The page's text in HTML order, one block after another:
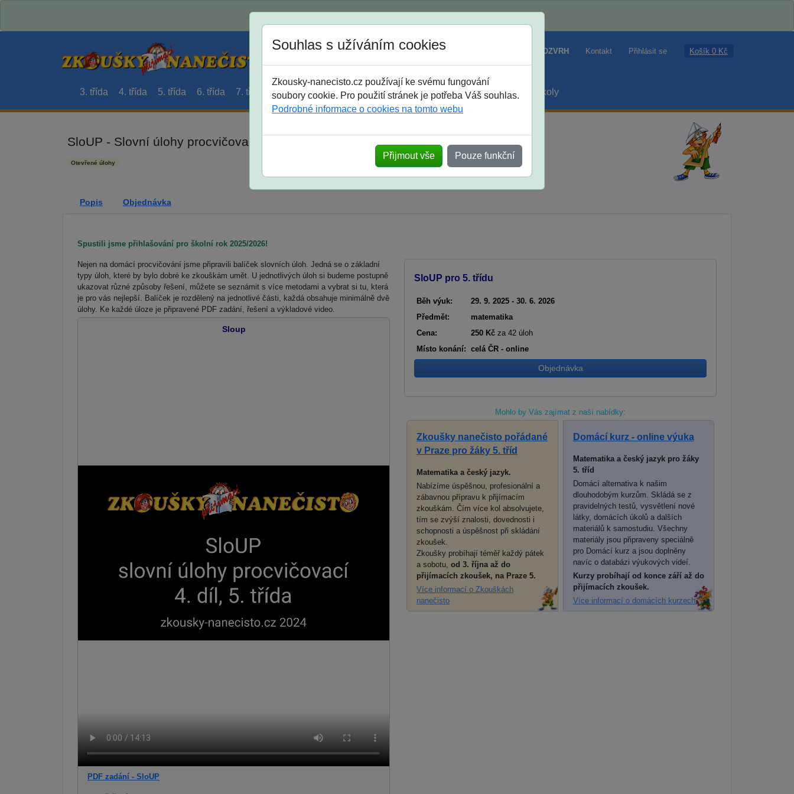
Jak si vybrat ROZVRH Kontakt Přihlásit se Košík 0 Kč
3. třída 4. třída 5. třída 6. třída 7. třída 8. třída 9. třída střední maturanti soutěže prázdniny školy
SloUP - Slovní úlohy procvičovací pro žáky 5. tříd
Otevřené úlohy
Popis Objednávka
Souhlas s užíváním cookies
Zkousky-nanecisto.cz používají ke svému fungování
soubory cookie. Pro použití stránek je potřeba Váš souhlas.
Podrobné informace o cookies na tomto webu
Přijmout vše Pouze funkční
Spustili jsme přihlašování pro školní rok 2025/2026!
Nejen na domácí procvičování jsme připravili balíček slovních úloh. Jedná se o základní
typy úloh, které by bylo dobré ke zkouškám umět. U jednotlivých úloh si budeme postupně
ukazovat různé způsoby řešení, můžete se seznámit s více metodami a vybrat si tu, která
je pro vás nejlepší. Balíček je rozdělený na jednotlivé části, každá obsahuje minimálně dvě
úlohy. Ke každé úloze je připravené PDF zadání, řešení a výkladové video.
Sloup
PDF zadání - SloUP
SloUP pro 5. třídu
Běh výuk:
29. 9. 2025 - 30. 6. 2026
Předmět:
matematika
Cena:
250 Kč za 42 úloh
Místo konání: celá ČR - online
Objednávka
Mohlo by Vás zajímat z naší nabídky:
Zkoušky nanečisto pořádané
v Praze pro žáky 5. tříd
Matematika a český jazyk.
Nabízíme úspěšnou, profesionální a
zábavnou přípravu k přijímacím
zkouškám. Čím více kol absolvujete,
tím se zvýší znalosti, dovednosti i
schopnosti a úspěšnost při skládání
zkoušek.
Zkoušky probíhají téměř každý pátek
a sobotu, od 3. října až do
přijímacích zkoušek, na Praze 5.
Více informací o Zkouškách
nanečisto
Domácí kurz - online výuka
Matematika a český jazyk pro žáky
5. tříd
Domácí alternativa k našim
dlouhodobým kurzům. Skládá se z
pravidelných testů, vysvětlení nové
látky, domácích úkolů a dalších
materiálů k samostudiu. Všechny
materiály jsou připraveny speciálně
pro Domácí kurz a jsou doplněny
navíc o databázi výukových videí.
Kurzy probíhají od konce září až do
přijímacích zkoušek.
Více informací o domácích kurzech.